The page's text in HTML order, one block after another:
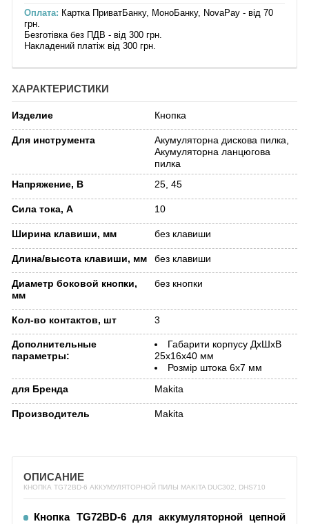
Оплата: Картка ПриватБанку, МоноБанку, NovaPay - від 70
грн.
Безготівка без ПДВ - від 300 грн.
Накладений платіж від 300 грн.
ХАРАКТЕРИСТИКИ
Изделие Кнопка
Для инструмента
Акумуляторна дискова пилка,
Акумуляторна ланцюгова
пилка
Напряжение, В 25, 45
Сила тока, А 10
Ширина клавиши, мм без клавиши
Длина/высота клавиши, мм без клавиши
Диаметр боковой кнопки,
мм
без кнопки
Кол-во контактов, шт 3
Дополнительные
параметры:
Габарити корпусу ДхШхВ
25х16х40 мм
Розмір штока 6х7 мм
для Бренда Makita
Производитель Makita
ОПИСАНИЕ
КНОПКА TG72BD-6 АККУМУЛЯТОРНОЙ ПИЛЫ MAKITA DUC302, DHS710
Кнопка TG72BD-6 для аккумуляторной цепной